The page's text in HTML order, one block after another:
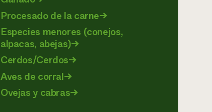
Procesado de la carne→
Especies menores (conejos,
alpacas, abejas)→
Cerdos/Cerdos→
Aves de corral→
Ovejas y cabras→